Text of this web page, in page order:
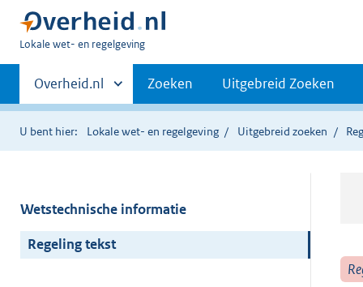
U
hier:
Lokale wet- en regelgeving
Primaire
navigatie
Andere
sites
binnen
Overheid.nl Zoeken Uitgebreid Zoeken
U bent hier: Lokale wet- en regelgeving Uitgebreid zoeken
Wetstechnische informatie
Regeling tekst